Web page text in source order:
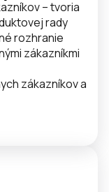
– tvoria
rady
rozhranie
zákazníkmi
zákazníkov a